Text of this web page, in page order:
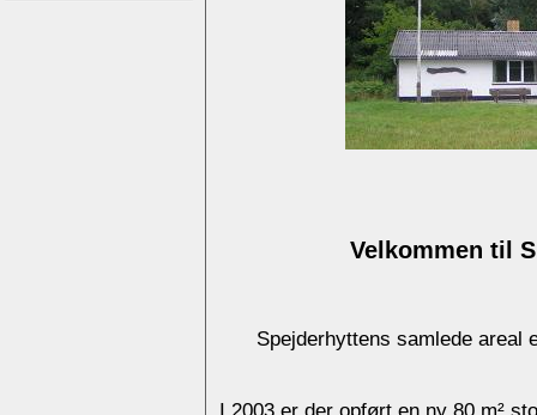
Velkommen til
Spejderhyttens samlede areal